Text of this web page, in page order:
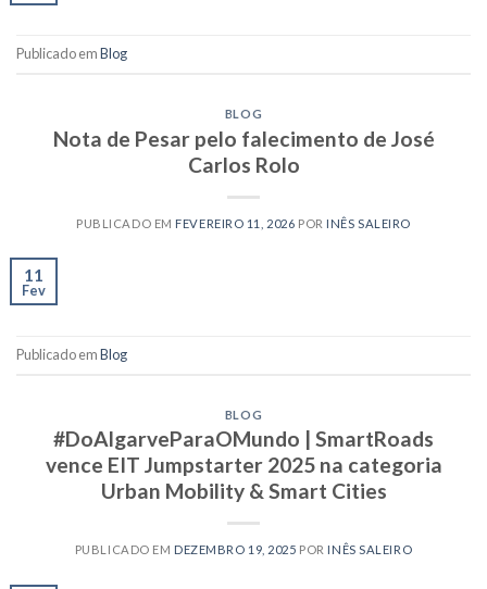
Publicado emBlog
BLOG
Nota de Pesar pelo falecimento de José
Carlos Rolo
PUBLICADO EM FEVEREIRO 11, 2026 POR INÊS SALEIRO
11
Fev
Publicado emBlog
BLOG
#DoAlgarveParaOMundo | SmartRoads
vence EIT Jumpstarter 2025 na categoria
Urban Mobility & Smart Cities
PUBLICADO EM DEZEMBRO 19, 2025 POR INÊS SALEIRO